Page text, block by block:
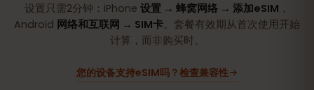
设置只需2分钟：iPhone 设置 → 蜂窝网络 → 添加eSIM ，
Android 网络和互联网 → SIM卡 。套餐有效期从首次使用开始
计算，而非购买时。
您的设备支持eSIM吗？检查兼容性